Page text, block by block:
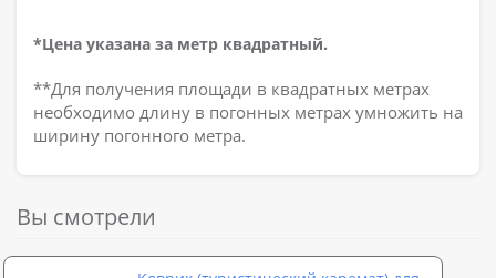
*Цена указана за метр квадратный.
**Для получения площади в квадратных метрах
необходимо длину в погонных метрах умножить на
ширину погонного метра.
Вы смотрели